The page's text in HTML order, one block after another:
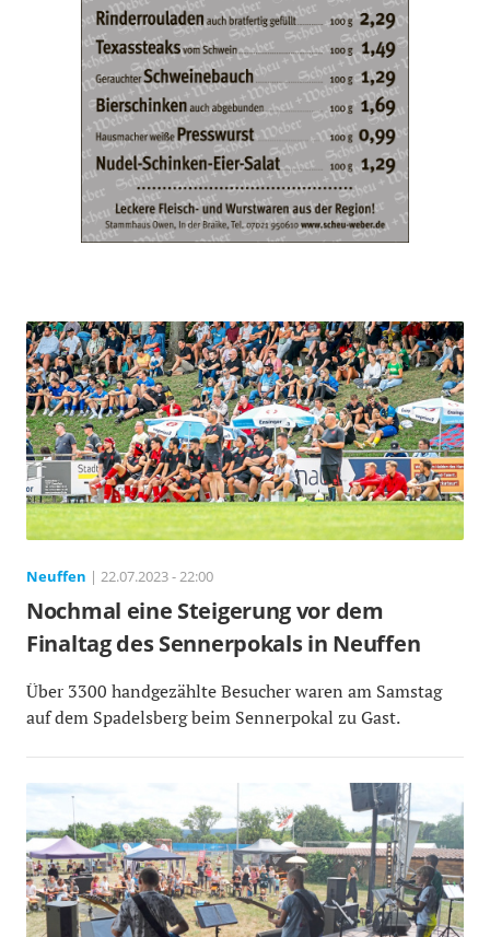
Neuffen | 22.07.2023 - 22:00
Nochmal eine Steigerung vor dem
Finaltag des Sennerpokals in Neuffen
Über 3300 handgezählte Besucher waren am Samstag
auf dem Spadelsberg beim Sennerpokal zu Gast.